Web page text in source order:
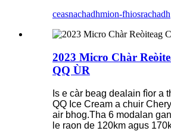
ceasnachadhmion-fhiosrachadh
2023 Micro Chàr
QQ ÙR
Is e càr beag dealain fìor a
QQ Ice Cream a chuir
air bhog.Tha 6 modalan
le raon de 120km agus